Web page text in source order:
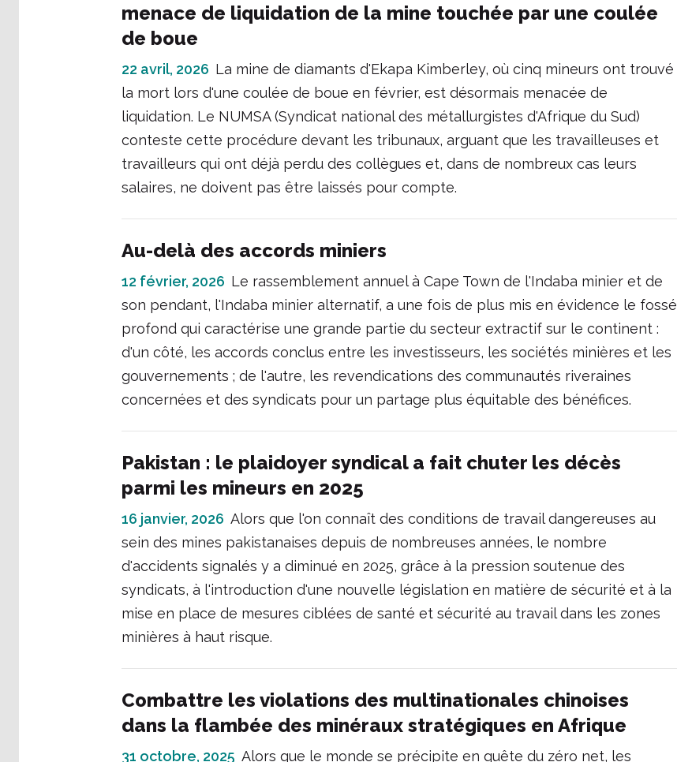
menace de liquidation de la mine touchée par une coulée
de boue
22 avril, 2026 La mine de diamants d'Ekapa Kimberley, où cinq mineurs ont trouvé
la mort lors d'une coulée de boue en février, est désormais menacée de
liquidation. Le NUMSA (Syndicat national des métallurgistes d'Afrique du Sud)
conteste cette procédure devant les tribunaux, arguant que les travailleuses et
travailleurs qui ont déjà perdu des collègues et, dans de nombreux cas leurs
salaires, ne doivent pas être laissés pour compte.
Au-delà des accords miniers
12 février, 2026 Le rassemblement annuel à Cape Town de l'Indaba minier et de
son pendant, l'Indaba minier alternatif, a une fois de plus mis en évidence le fossé
profond qui caractérise une grande partie du secteur extractif sur le continent :
d'un côté, les accords conclus entre les investisseurs, les sociétés minières et les
gouvernements ; de l'autre, les revendications des communautés riveraines
concernées et des syndicats pour un partage plus équitable des bénéfices.
Pakistan : le plaidoyer syndical a fait chuter les décès
parmi les mineurs en 2025
16 janvier, 2026 Alors que l'on connaît des conditions de travail dangereuses au
sein des mines pakistanaises depuis de nombreuses années, le nombre
d'accidents signalés y a diminué en 2025, grâce à la pression soutenue des
syndicats, à l'introduction d'une nouvelle législation en matière de sécurité et à la
mise en place de mesures ciblées de santé et sécurité au travail dans les zones
minières à haut risque.
Combattre les violations des multinationales chinoises
dans la flambée des minéraux stratégiques en Afrique
31 octobre, 2025 Alors que le monde se précipite en quête du zéro net, les